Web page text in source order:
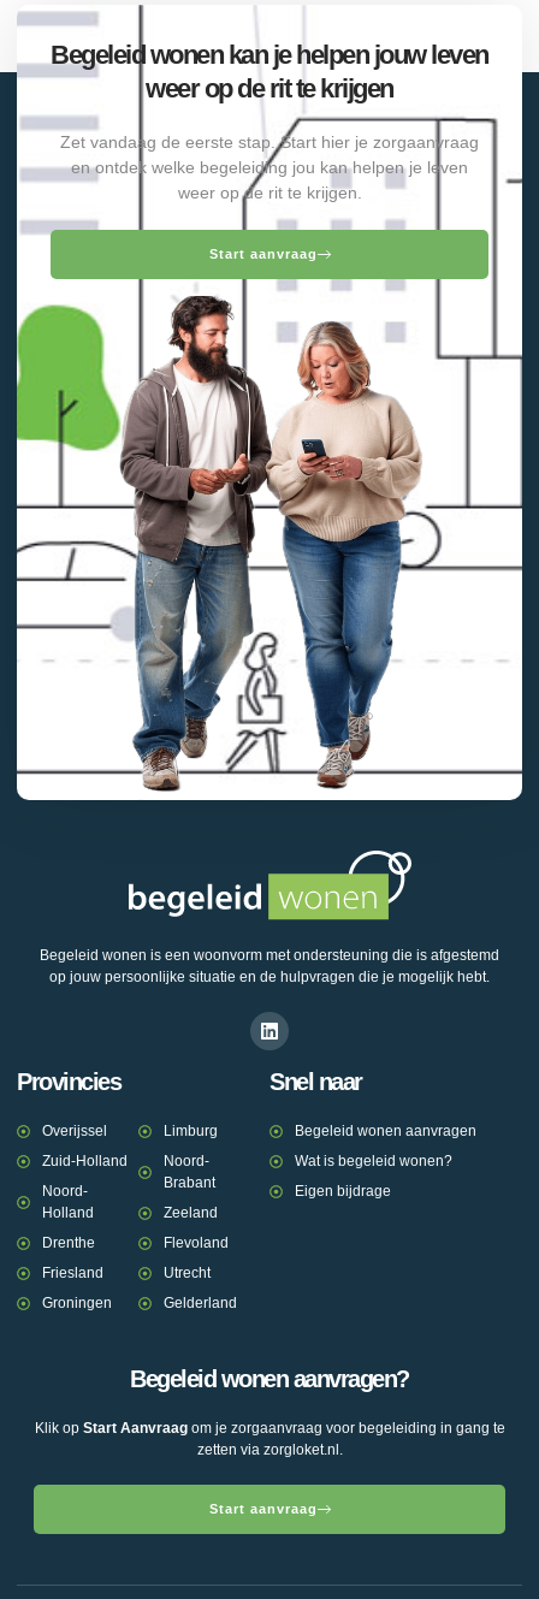
Begeleid wonen kan je helpen jouw leven
weer op de rit te krijgen
Zet vandaag de eerste stap. Start hier je zorgaanvraag
en ontdek welke begeleiding jou kan helpen je leven
weer op de rit te krijgen.
Start aanvraag
Begeleid wonen is een woonvorm met ondersteuning die is afgestemd
op jouw persoonlijke situatie en de hulpvragen die je mogelijk hebt.
Provincies
Overijssel
Zuid-Holland
Noord-
Holland
Drenthe
Friesland
Groningen
Limburg
Noord-
Brabant
Zeeland
Flevoland
Utrecht
Gelderland
Snel naar
Begeleid wonen aanvragen
Wat is begeleid wonen?
Eigen bijdrage
Begeleid wonen aanvragen?
Klik op Start Aanvraagom je zorgaanvraag voor begeleiding in gang te
zetten via zorgloket.nl.
Start aanvraag